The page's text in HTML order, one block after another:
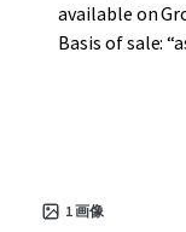
available on
Basis of sale:
1画像